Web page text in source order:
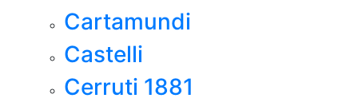
Cartamundi
Castelli
Cerruti 1881